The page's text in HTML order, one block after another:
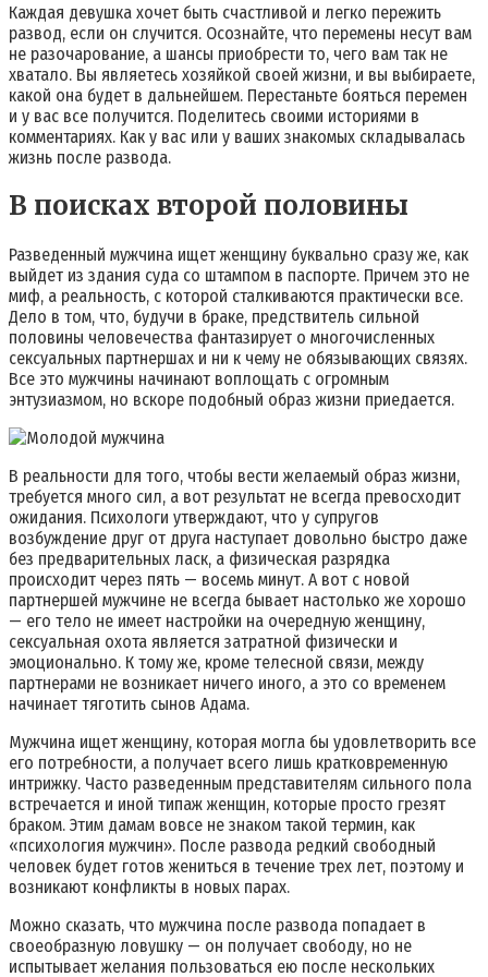
Каждая девушка хочет быть счастливой и легко пережить
развод, если он случится. Осознайте, что перемены несут вам
не разочарование, а шансы приобрести то, чего вам так не
хватало. Вы являетесь хозяйкой своей жизни, и вы выбираете,
какой она будет в дальнейшем. Перестаньте бояться перемен
и у вас все получится. Поделитесь своими историями в
комментариях. Как у вас или у ваших знакомых складывалась
жизнь после развода.
В поисках второй половины
Разведенный мужчина ищет женщину буквально сразу же, как
выйдет из здания суда со штампом в паспорте. Причем это не
миф, а реальность, с которой сталкиваются практически все.
Дело в том, что, будучи в браке, предствитель сильной
половины человечества фантазирует о многочисленных
сексуальных партнершах и ни к чему не обязывающих связях.
Все это мужчины начинают воплощать с огромным
энтузиазмом, но вскоре подобный образ жизни приедается.
В реальности для того, чтобы вести желаемый образ жизни,
требуется много сил, а вот результат не всегда превосходит
ожидания. Психологи утверждают, что у супругов
возбуждение друг от друга наступает довольно быстро даже
без предварительных ласк, а физическая разрядка
происходит через пять — восемь минут. А вот с новой
партнершей мужчине не всегда бывает настолько же хорошо
— его тело не имеет настройки на очередную женщину,
сексуальная охота является затратной физически и
эмоционально. К тому же, кроме телесной связи, между
партнерами не возникает ничего иного, а это со временем
начинает тяготить сынов Адама.
Мужчина ищет женщину, которая могла бы удовлетворить все
его потребности, а получает всего лишь кратковременную
интрижку. Часто разведенным представителям сильного пола
встречается и иной типаж женщин, которые просто грезят
браком. Этим дамам вовсе не знаком такой термин, как
«психология мужчин». После развода редкий свободный
человек будет готов жениться в течение трех лет, поэтому и
возникают конфликты в новых парах.
Можно сказать, что мужчина после развода попадает в
своеобразную ловушку — он получает свободу, но не
испытывает желания пользоваться ею после нескольких